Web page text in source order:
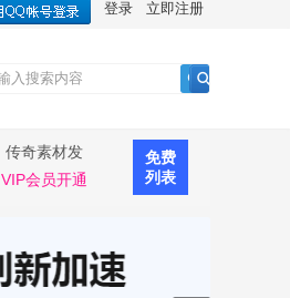
登录 立即注册
传奇素材发
布
VIP会员开通
免费
列表